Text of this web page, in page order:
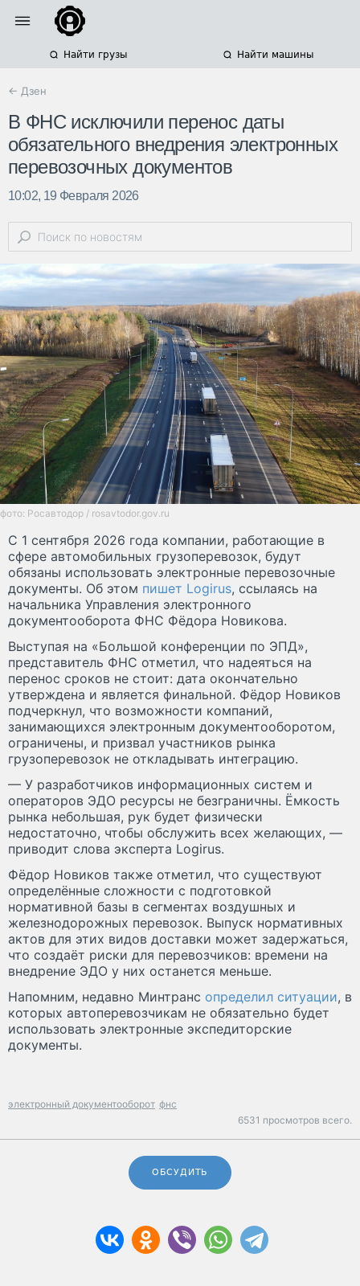
Найти грузы Найти машины
← Дзен
В ФНС исключили перенос даты
обязательного внедрения электронных
перевозочных документов
10:02, 19 Февраля 2026
фото: Росавтодор / rosavtodor.gov.ru
С 1 сентября 2026 года компании, работающие в
сфере автомобильных грузоперевозок, будут
обязаны использовать электронные перевозочные
документы. Об этом пишет Logirus, ссылаясь на
начальника Управления электронного
документооборота ФНС Фёдора Новикова.
Выступая на «Большой конференции по ЭПД»,
представитель ФНС отметил, что надеяться на
перенос сроков не стоит: дата окончательно
утверждена и является финальной. Фёдор Новиков
подчеркнул, что возможности компаний,
занимающихся электронным документооборотом,
ограничены, и призвал участников рынка
грузоперевозок не откладывать интеграцию.
— У разработчиков информационных систем и
операторов ЭДО ресурсы не безграничны. Ёмкость
рынка небольшая, рук будет физически
недостаточно, чтобы обслужить всех желающих, —
приводит слова эксперта Logirus.
Фёдор Новиков также отметил, что существуют
определённые сложности с подготовкой
нормативной базы в сегментах воздушных и
железнодорожных перевозок. Выпуск нормативных
актов для этих видов доставки может задержаться,
что создаёт риски для перевозчиков: времени на
внедрение ЭДО у них останется меньше.
Напомним, недавно Минтранс определил ситуации, в
которых автоперевозчикам не обязательно будет
использовать электронные экспедиторские
документы.
электронный документооборот фнс
6531 просмотров всего.
ОБСУДИТЬ